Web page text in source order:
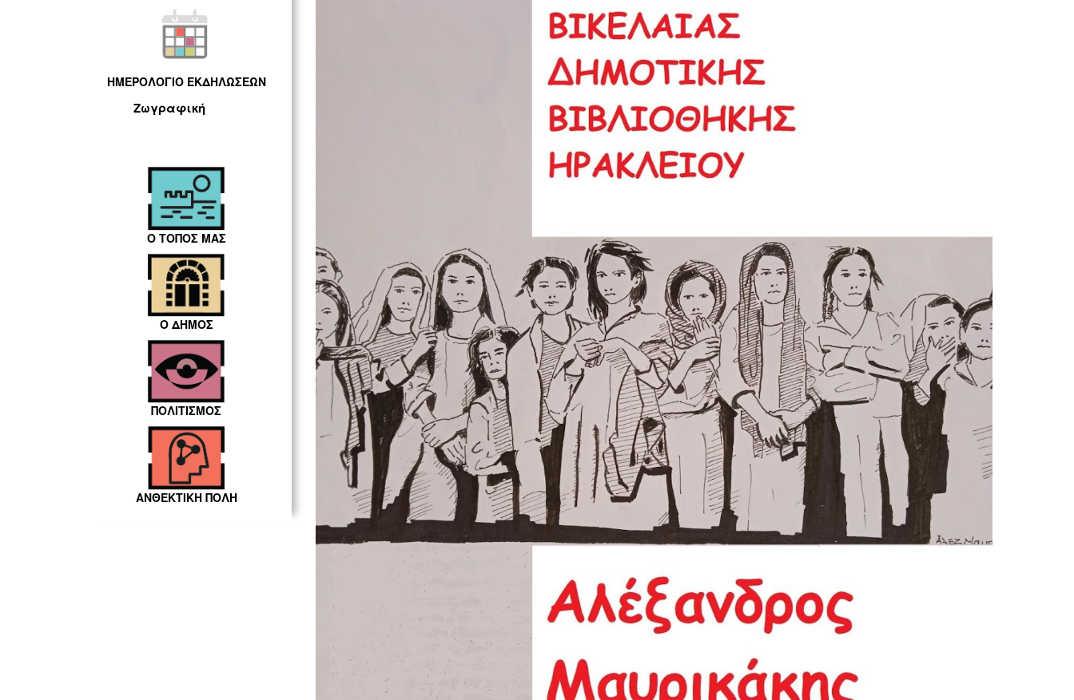
ΗΜΕΡΟΛΟΓΙΟ ΕΚΔΗΛΩΣΕΩΝ
Ζωγραφική
Ο ΤΟΠΟΣ ΜΑΣ
Ο ΔΗΜΟΣ
ΠΟΛΙΤΙΣΜΟΣ
ΑΝΘΕΚΤΙΚΗ ΠΟΛΗ